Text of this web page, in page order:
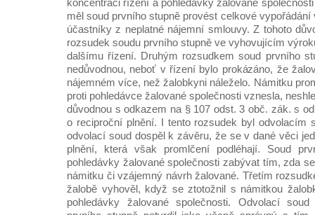
koncentraci řízení a pohledávky žalované
měl soud prvního stupně provést celkové
účastníky z neplatné nájemní smlouvy. Z tohoto
rozsudek soudu prvního stupně ve vyhovujícím
dalšímu řízení. Druhým rozsudkem soud prvního
nedůvodnou, neboť v řízení bylo prokázáno, že
nájemném více, než žalobkyni náleželo. Námitku
proti pohledávce žalované společnosti vznesla,
důvodnou s odkazem na § 107 odst. 3 obč. zák. s
o reciproční plnění. I tento rozsudek byl odvolacím
odvolací soud dospěl k závěru, že se v dané věci
plnění, která však promlčení podléhají. Soud
pohledávky žalované společnosti zabývat tím, zda
námitku či vzájemný návrh žalované. Třetím
žalobě vyhověl, když se ztotožnil s námitkou
pohledávky žalované společnosti. Odvolací